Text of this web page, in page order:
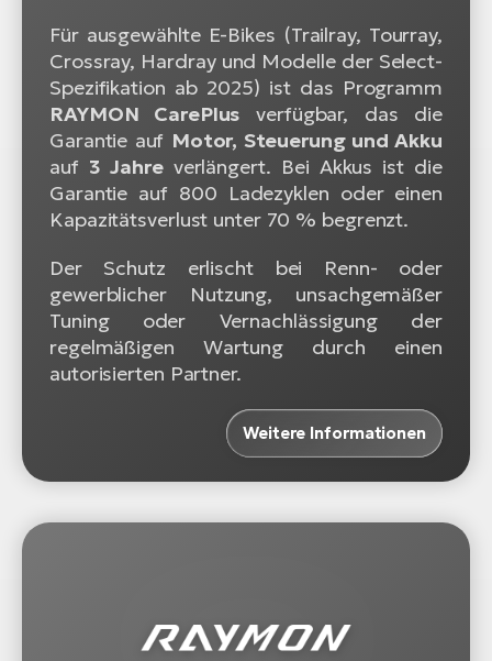
Für ausgewählte E-Bikes (Trailray, Tourray,
Crossray, Hardray und Modelle der Select-
Spezifikation ab 2025) ist das Programm
RAYMON CarePlus verfügbar, das die
Garantie auf Motor, Steuerung und Akku
auf 3 Jahreverlängert. Bei Akkus ist die
Garantie auf 800 Ladezyklen oder einen
Kapazitätsverlust unter 70 % begrenzt.
Der Schutz erlischt bei Renn- oder
gewerblicher Nutzung, unsachgemäßer
Tuning oder Vernachlässigung der
regelmäßigen Wartung durch einen
autorisierten Partner.
Weitere Informationen